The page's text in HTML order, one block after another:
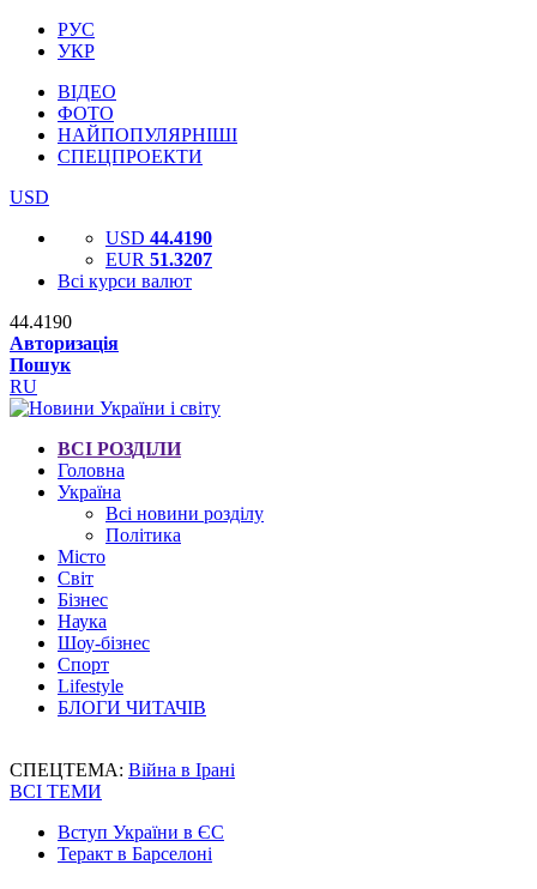
РУС
УКР
ВІДЕО
ФОТО
НАЙПОПУЛЯРНІШІ
СПЕЦПРОЕКТИ
USD
USD 44.4190
EUR 51.3207
Всі курси валют
44.4190
Авторизація
Пошук
RU
ВСІ РОЗДІЛИ
Головна
Україна
Всі новини розділу
Політика
Місто
Світ
Бізнес
Наука
Шоу-бізнес
Спорт
Lifestyle
БЛОГИ ЧИТАЧІВ
СПЕЦТЕМА: Війна в Ірані
ВСІ ТЕМИ
Вступ України в ЄС
Теракт в Барселоні